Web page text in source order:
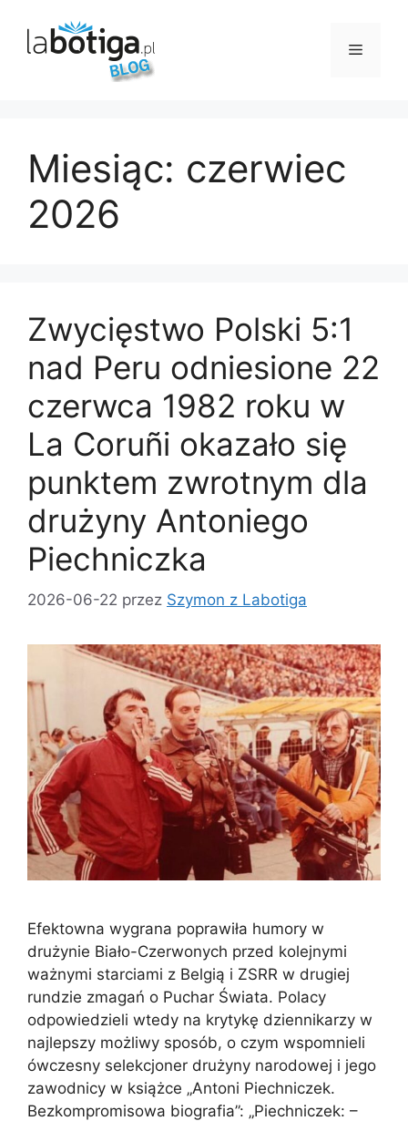
treści
Menu
Miesiąc: czerwiec
2026
Zwycięstwo Polski 5:1
nad Peru odniesione 22
czerwca 1982 roku w
La Coruñi okazało się
punktem zwrotnym dla
drużyny Antoniego
Piechniczka
2026-06-22 przez Szymon z Labotiga
Efektowna wygrana poprawiła humory w
drużynie Biało-Czerwonych przed kolejnymi
ważnymi starciami z Belgią i ZSRR w drugiej
rundzie zmagań o Puchar Świata. Polacy
odpowiedzieli wtedy na krytykę dziennikarzy w
najlepszy możliwy sposób, o czym wspomnieli
ówczesny selekcjoner drużyny narodowej i jego
zawodnicy w książce „Antoni Piechniczek.
Bezkompromisowa biografia”: „Piechniczek: –